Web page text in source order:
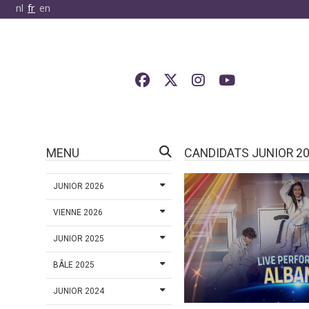
nl fr en
MENU
JUNIOR 2026
VIENNE 2026
JUNIOR 2025
BÂLE 2025
JUNIOR 2024
CANDIDATS JUNIOR